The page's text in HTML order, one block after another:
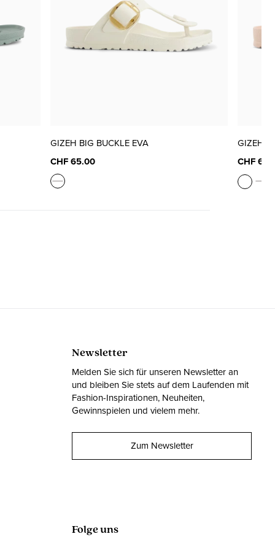
GIZEH BIG BUCKLE EVA
CHF 65.00
GIZEH
CHF
Newsletter
Melden Sie sich für unseren Newsletter an
und bleiben Sie stets auf dem Laufenden mit
Fashion-Inspirationen, Neuheiten,
Gewinnspielen und vielem mehr.
Zum Newsletter
Folge uns